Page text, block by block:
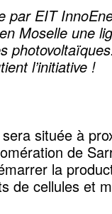
par EIT
Moselle une
l’initiative !
située à
de
la
de cellules et